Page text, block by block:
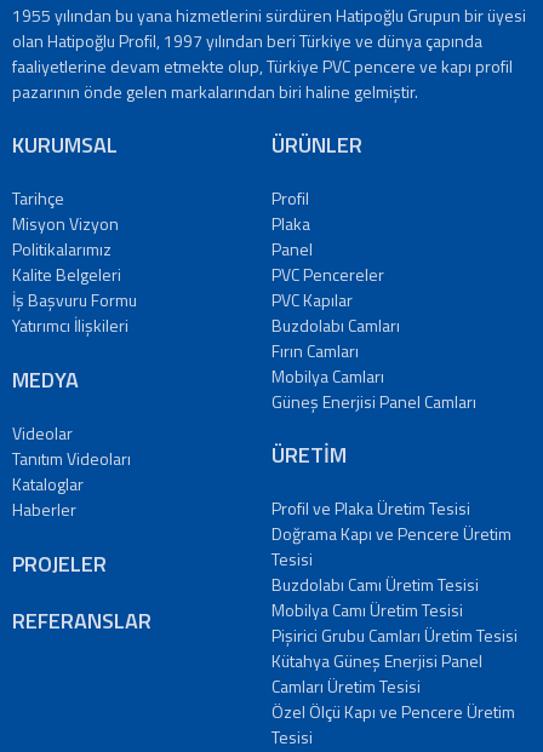
Pencereler
PVC
Kapılar
Camları
Camları
Mobilya
Camları
Güneş
Enerjisi
Panel
PROJELER
REFERANSLAR
MEDYA
Tanıtım
Kataloglar
1955 yılından bu yana hizmetlerini sürdüren Hatipoğlu Grupun bir üyesi
olan Hatipoğlu Profil, 1997 yılından beri Türkiye ve dünya çapında
faaliyetlerine devam etmekte olup, Türkiye PVC pencere ve kapı profil
pazarının önde gelen markalarından biri haline gelmiştir.
KURUMSAL
Tarihçe
Misyon Vizyon
Politikalarımız
Kalite Belgeleri
İş Başvuru Formu
Yatırımcı İlişkileri
MEDYA
Videolar
Tanıtım Videoları
Kataloglar
Haberler
PROJELER
REFERANSLAR
ÜRÜNLER
Profil
Plaka
Panel
PVC Pencereler
PVC Kapılar
Buzdolabı Camları
Fırın Camları
Mobilya Camları
Güneş Enerjisi Panel Camları
ÜRETİM
Profil ve Plaka Üretim Tesisi
Doğrama Kapı ve Pencere Üretim
Tesisi
Buzdolabı Camı Üretim Tesisi
Mobilya Camı Üretim Tesisi
Pişirici Grubu Camları Üretim Tesisi
Kütahya Güneş Enerjisi Panel
Camları Üretim Tesisi
Özel Ölçü Kapı ve Pencere Üretim
Tesisi